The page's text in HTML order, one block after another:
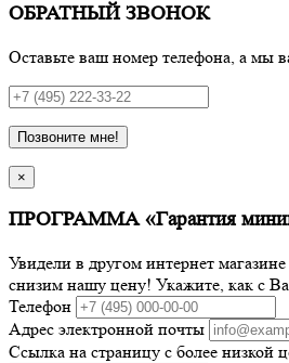
ОБРАТНЫЙ ЗВОНОК
Оставьте ваш номер телефона, а мы
Позвоните мне!
×
ПРОГРАММА «Гарантия
Увидели в другом интернет
снизим нашу цену! Укажите, как с
Телефон
Адрес электронной почты
Ссылка на страницу с более низкой